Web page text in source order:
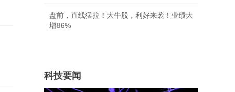
盘前，直线猛拉！大牛股，利好来袭！业绩大
增86%
科技要闻